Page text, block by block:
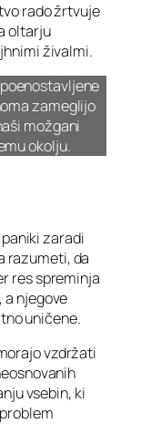
rado žrtvuje
oltarju
živalmi.
zameglijo
možgani
okolju.
zaradi
razumeti, da
res spreminja
a njegove
uničene.
vzdržati
vsebin, ki